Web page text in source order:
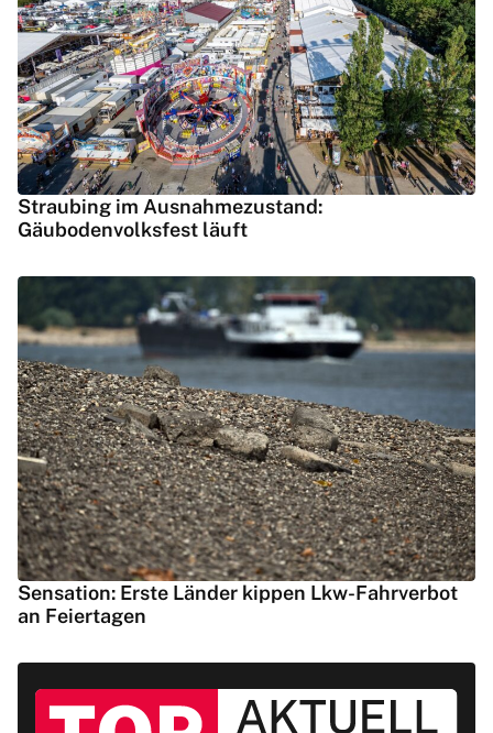
Straubing im Ausnahmezustand:
Gäubodenvolksfest läuft
Sensation: Erste Länder kippen Lkw-Fahrverbot
an Feiertagen